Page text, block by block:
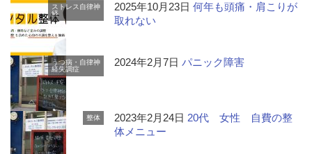
ストレス 自律神
経
2025年10月23日何年も頭痛・肩こりが
取れない
うつ病・自律神
経失調症
2024年2月7日パニック障害
整体 2023年2月24日 20代 女性 自費の整
体メニュー